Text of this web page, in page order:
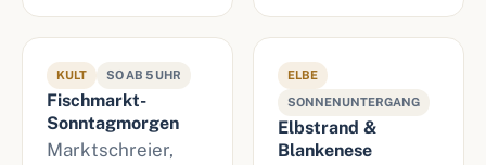
KULT SO AB 5 UHR
Fischmarkt-
Sonntagmorgen
Marktschreier,
ELBE
SONNENUNTERGANG
Elbstrand &
Blankenese